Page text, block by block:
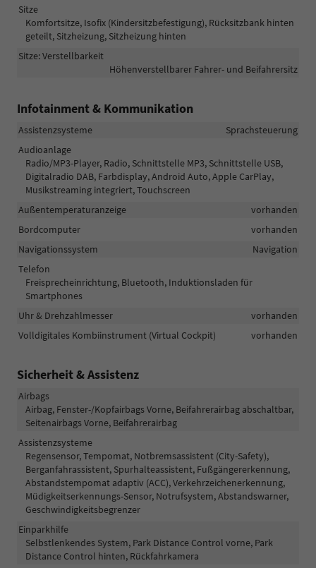
Sitze
Komfortsitze, Isofix (Kindersitzbefestigung), Rücksitzbank hinten
geteilt, Sitzheizung, Sitzheizung hinten
Sitze: Verstellbarkeit
Höhenverstellbarer Fahrer- und Beifahrersitz
Infotainment & Kommunikation
Assistenzsysteme
Sprachsteuerung
Audioanlage
Radio/MP3-Player, Radio, Schnittstelle MP3, Schnittstelle USB,
Digitalradio DAB, Farbdisplay, Android Auto, Apple CarPlay,
Musikstreaming integriert, Touchscreen
Außentemperaturanzeige
vorhanden
Bordcomputer
vorhanden
Navigationssystem
Navigation
Telefon
Freisprecheinrichtung, Bluetooth, Induktionsladen für
Smartphones
Uhr & Drehzahlmesser
vorhanden
Volldigitales Kombiinstrument (Virtual Cockpit)
vorhanden
Sicherheit & Assistenz
Airbags
Airbag, Fenster-/Kopfairbags Vorne, Beifahrerairbag abschaltbar,
Seitenairbags Vorne, Beifahrerairbag
Assistenzsysteme
Regensensor, Tempomat, Notbremsassistent (City-Safety),
Berganfahrassistent, Spurhalteassistent, Fußgängererkennung,
Abstandstempomat adaptiv (ACC), Verkehrzeichenerkennung,
Müdigkeitserkennungs-Sensor, Notrufsystem, Abstandswarner,
Geschwindigkeitsbegrenzer
Einparkhilfe
Selbstlenkendes System, Park Distance Control vorne, Park
Distance Control hinten, Rückfahrkamera